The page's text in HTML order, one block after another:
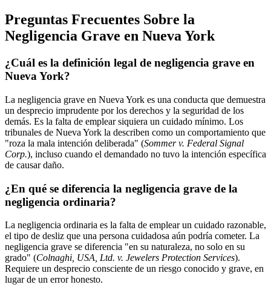
Preguntas Frecuentes Sobre la
Negligencia Grave en Nueva York
¿Cuál es la definición legal de negligencia grave en
Nueva York?
La negligencia grave en Nueva York es una conducta que demuestra
un desprecio imprudente por los derechos y la seguridad de los
demás. Es la falta de emplear siquiera un cuidado mínimo. Los
tribunales de Nueva York la describen como un comportamiento que
"roza la mala intención deliberada" (Sommer v. Federal Signal
Corp.), incluso cuando el demandado no tuvo la intención específica
de causar daño.
¿En qué se diferencia la negligencia grave de la
negligencia ordinaria?
La negligencia ordinaria es la falta de emplear un cuidado razonable,
el tipo de desliz que una persona cuidadosa aún podría cometer. La
negligencia grave se diferencia "en su naturaleza, no solo en su
grado" (Colnaghi, USA, Ltd. v. Jewelers Protection Services).
Requiere un desprecio consciente de un riesgo conocido y grave, en
lugar de un error honesto.